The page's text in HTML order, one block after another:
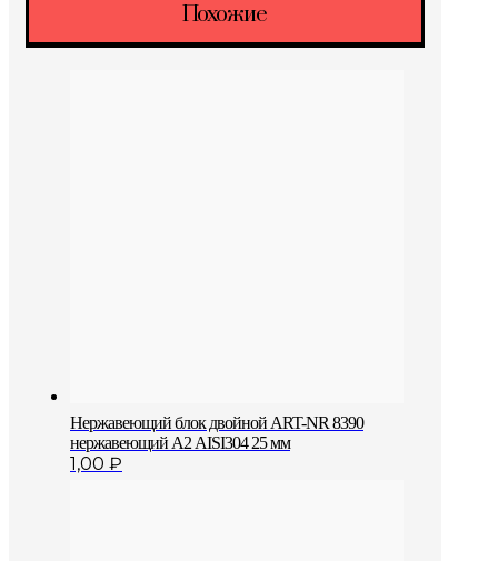
Похожие
Нержавеющий блок двойной АRT-NR 8390
нержавеющий А2 AISI304 25 мм
1,00 ₽